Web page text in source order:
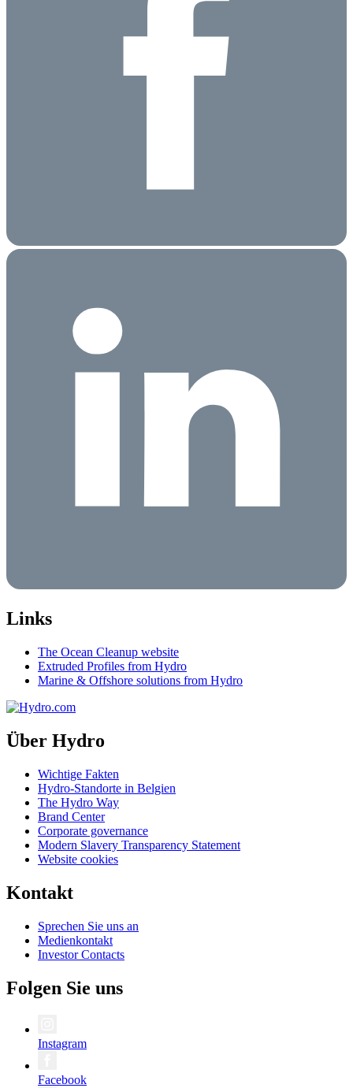
Links
The Ocean Cleanup website
Extruded Profiles from Hydro
Marine & Offshore solutions from Hydro
Über Hydro
Wichtige Fakten
Hydro-Standorte in Belgien
The Hydro Way
Brand Center
Corporate governance
Modern Slavery Transparency Statement
Website cookies
Kontakt
Sprechen Sie uns an
Medienkontakt
Investor Contacts
Folgen Sie uns
Instagram
Facebook